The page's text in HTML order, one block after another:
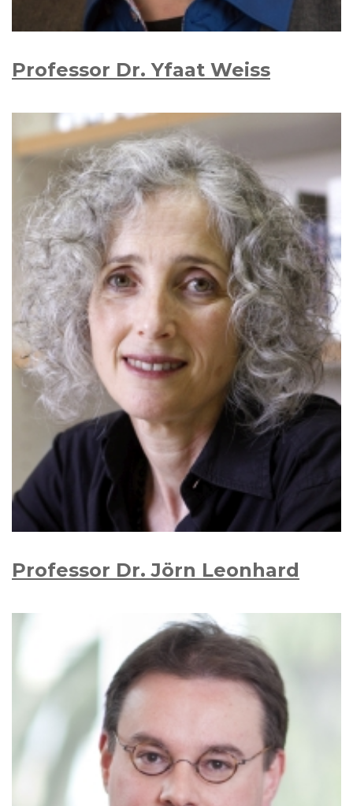
Professor Dr. Yfaat Weiss
Professor Dr. Jörn Leonhard